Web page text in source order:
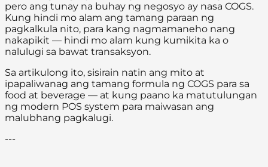
pero ang tunay na buhay ng negosyo ay nasa COGS.
Kung hindi mo alam ang tamang paraan ng
pagkalkula nito, para kang nagmamaneho nang
nakapikit — hindi mo alam kung kumikita ka o
nalulugi sa bawat transaksyon.
Sa artikulong ito, sisirain natin ang mito at
ipapaliwanag ang tamang formula ng COGS para sa
food at beverage — at kung paano ka matutulungan
ng modern POS system para maiwasan ang
malubhang pagkalugi.
---